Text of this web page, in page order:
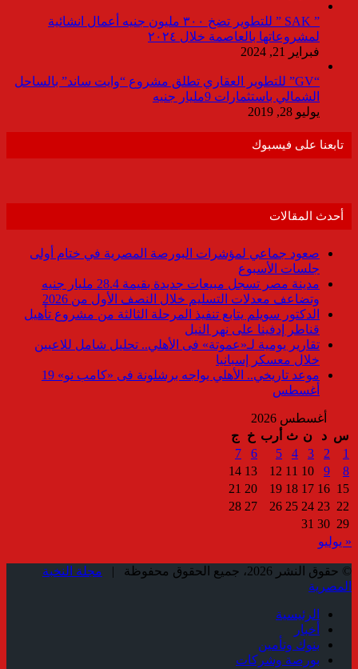
” SAK ” للتطوير تضخ ٣٠٠ مليون جنيه أعمال انشائية
لمشروعاتها بالعاصمة خلال ٢٠٢٤
فبراير 21, 2024
“GV” للتطوير العقاري تطلق مشروع “وايت ساند” بالساحل
الشمالي باستثمارات 9مليار جنيه
يوليو 28, 2019
تابعنا على فيسبوك
أحدث المقالات
صعود جماعي لمؤشرات البورصة المصرية في ختام أولى
جلسات الأسبوع
مدينة مصر تسجل مبيعات جديدة بقيمة 28.4 مليار جنيه
وتضاعف معدلات التسليم خلال النصف الأول من 2026
الدكتور سويلم يتابع تنفيذ المرحلة الثالثة من مشروع تأهيل
قناطر إدفينا على نهر النيل
تقارير يومية لـ«عموتة» فى الأهلي.. تحليل شامل للاعبين
خلال معسكر إسبانيا
موعد تاريخي.. الأهلي يواجه برشلونة فى «كامب نو» 19
أغسطس
أغسطس 2026
س د ن ث أرب خ
ج
1
2
3
4
5
6
7
8
9
10
11
12
13
14
15
16
17
18
19
20
21
22
23
24
25
26
27
28
29
30
31
« يوليو
© حقوق النشر 2026، جميع الحقوق محفوظة |
مجلة النخبة
المصرية
الرئيسية
أخبار
بنوك وتأمين
بورصة وشركات